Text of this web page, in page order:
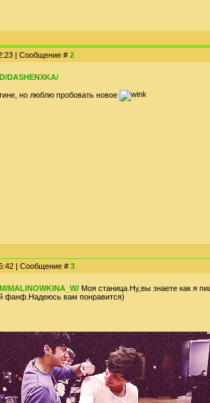
| Сообщение # 2
DASHENXKA/
но люблю пробовать новое
| Сообщение # 3
MALINOWKINA_W/ Моя станица.Ну,вы знаете как я
фанф.Надеюсь вам понравится)